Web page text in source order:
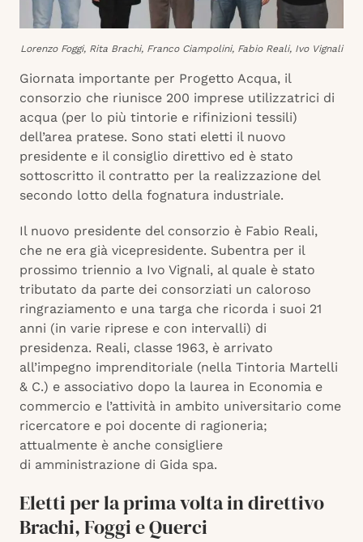
Lorenzo Foggi, Rita Brachi, Franco Ciampolini, Fabio Reali, Ivo Vignali
Giornata importante per Progetto Acqua, il
consorzio che riunisce 200 imprese utilizzatrici di
acqua (per lo più tintorie e rifinizioni tessili)
dell’area pratese. Sono stati eletti il nuovo
presidente e il consiglio direttivo ed è stato
sottoscritto il contratto per la realizzazione del
secondo lotto della fognatura industriale.
Il nuovo presidente del consorzio è Fabio Reali,
che ne era già vicepresidente. Subentra per il
prossimo triennio a Ivo Vignali, al quale è stato
tributato da parte dei consorziati un caloroso
ringraziamento e una targa che ricorda i suoi 21
anni (in varie riprese e con intervalli) di
presidenza. Reali, classe 1963, è arrivato
all’impegno imprenditoriale (nella Tintoria Martelli
& C.) e associativo dopo la laurea in Economia e
commercio e l’attività in ambito universitario come
ricercatore e poi docente di ragioneria;
attualmente è anche consigliere
di amministrazione di Gida spa.
Eletti per la prima volta in direttivo
Brachi, Foggi e Querci